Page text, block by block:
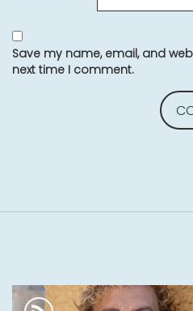
Save my name, email, and
next time I comment.